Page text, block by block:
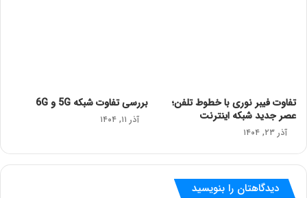
تفاوت فیبر نوری با خطوط تلفن؛
عصر جدید شبکه اینترنت
آذر ۲۳, ۱۴۰۴
بررسی تفاوت شبکه 5G و 6G
آذر ۱۱, ۱۴۰۴
دیدگاهتان را بنویسید